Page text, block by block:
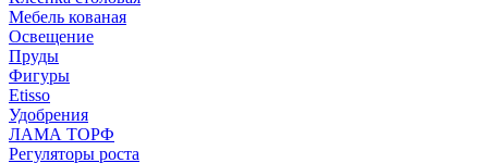
Мебель кованая
Освещение
Пруды
Фигуры
Etisso
Удобрения
ЛАМА ТОРФ
Регуляторы роста